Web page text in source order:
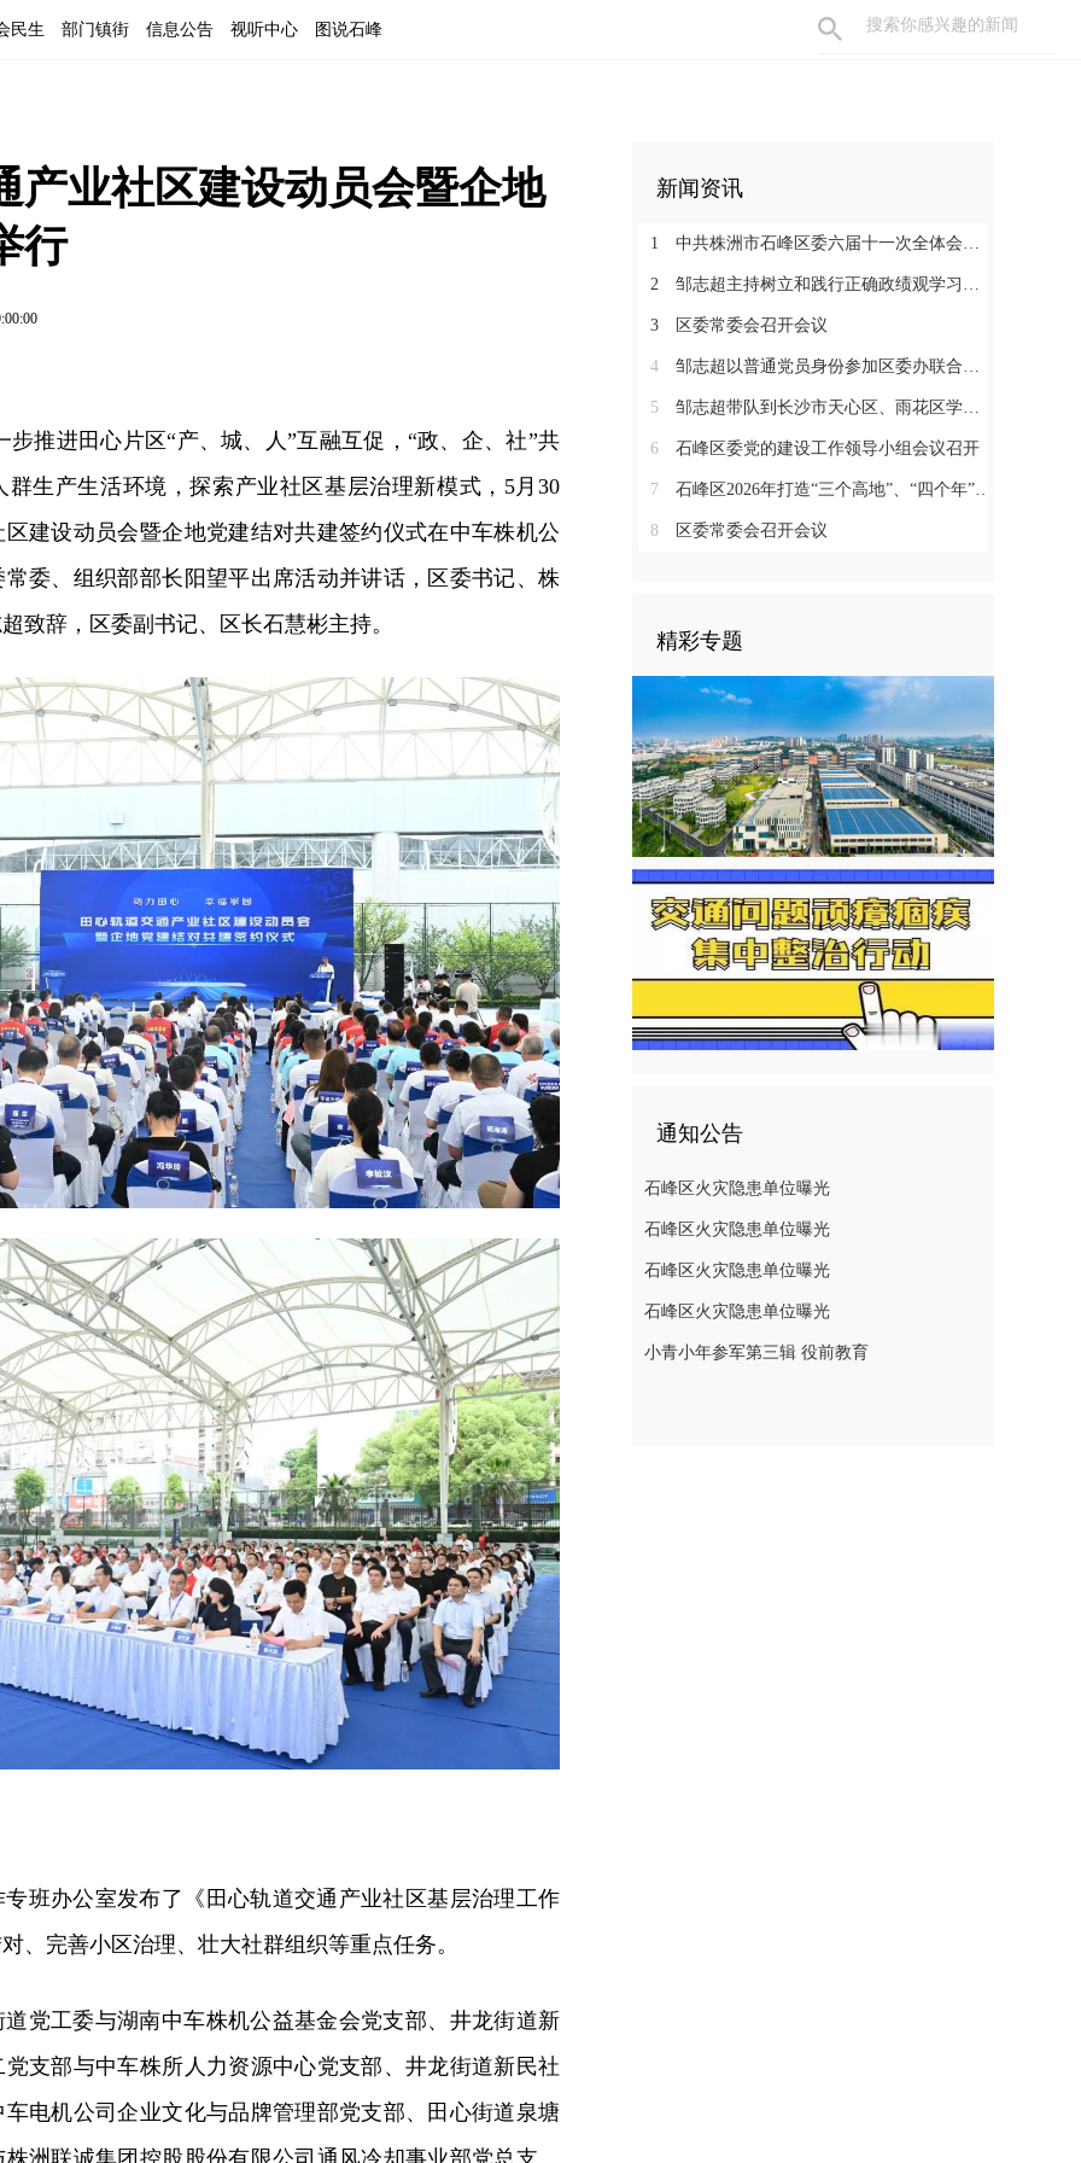
民生 部门镇街 信息公告 视听中心 图说石峰
产业社区建设动员会暨企地
行
步推进田心片区“产、城、人”互融互促，“政、企、社”共
生产生活环境，探索产业社区基层治理新模式，5月30
建设动员会暨企地党建结对共建签约仪式在中车株机公
委、组织部部长阳望平出席活动并讲话，区委书记、株
致辞，区委副书记、区长石慧彬主持。
班办公室发布了《田心轨道交通产业社区基层治理工作
、完善小区治理、壮大社群组织等重点任务。
党工委与湖南中车株机公益基金会党支部、井龙街道新
支部与中车株所人力资源中心党支部、井龙街道新民社
电机公司企业文化与品牌管理部党支部、田心街道泉塘
洲联诚集团控股股份有限公司通风冷却事业部党总支、
新闻资讯
1 中共株洲市石峰区委六届十一次全体会议召开
2 邹志超主持树立和践行正确政绩观学习教育读书班暨区委理论学习中心组（扩大）2026年第3次集体学习
3 区委常委会召开会议
4 邹志超以普通党员身份参加区委办联合党支部组织生活会
5 邹志超带队到长沙市天心区、雨花区学习考察
6 石峰区委党的建设工作领导小组会议召开
7 石峰区2026年打造“三个高地”、“四个年”活动动员暨促进民营经济发展大会召开
8 区委常委会召开会议
精彩专题
通知公告
石峰区火灾隐患单位曝光
石峰区火灾隐患单位曝光
石峰区火灾隐患单位曝光
石峰区火灾隐患单位曝光
小青小年参军第三辑 役前教育